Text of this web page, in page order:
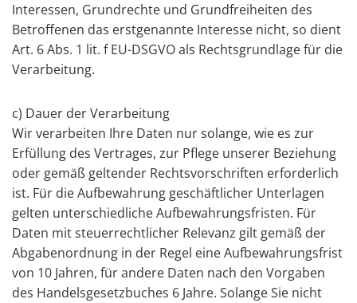
Interessen, Grundrechte und Grundfreiheiten des
Betroffenen das erstgenannte Interesse nicht, so dient
Art. 6 Abs. 1 lit. f EU-DSGVO als Rechtsgrundlage für die
Verarbeitung.
c) Dauer der Verarbeitung
Wir verarbeiten Ihre Daten nur solange, wie es zur
Erfüllung des Vertrages, zur Pflege unserer Beziehung
oder gemäß geltender Rechtsvorschriften erforderlich
ist. Für die Aufbewahrung geschäftlicher Unterlagen
gelten unterschiedliche Aufbewahrungsfristen. Für
Daten mit steuerrechtlicher Relevanz gilt gemäß der
Abgabenordnung in der Regel eine Aufbewahrungsfrist
von 10 Jahren, für andere Daten nach den Vorgaben
des Handelsgesetzbuches 6 Jahre. Solange Sie nicht